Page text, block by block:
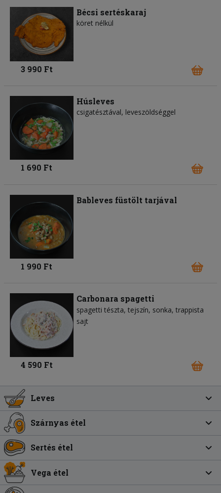
Bécsi sertéskaraj
köret nélkül
3 990 Ft
Húsleves
csigatésztával, leveszöldséggel
1 690 Ft
Bableves füstölt tarjával
1 990 Ft
Carbonara spagetti
spagetti tészta tejszín sonka trappista
sajt
4 590 Ft
Leves
Szárnyas étel
Sertés étel
Vega étel